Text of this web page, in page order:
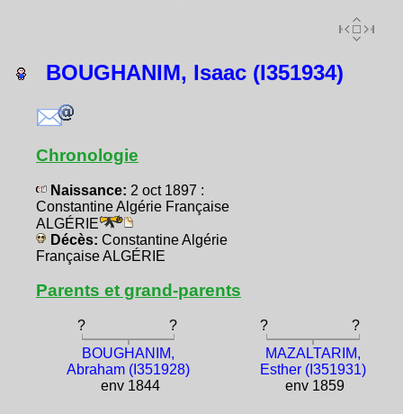
BOUGHANIM, Isaac (I351934)
Chronologie
Naissance: 2 oct 1897 :
Constantine Algérie Française
ALGÉRIE
Décès: Constantine Algérie
Française ALGÉRIE
Parents et grand-parents
? ? ?
?
BOUGHANIM,
Abraham (I351928)
env 1844
MAZALTARIM,
Esther (I351931)
env 1859